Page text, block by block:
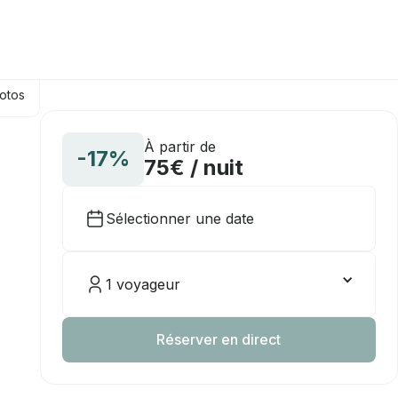
-17% À partir de
75€ / nuit
Sélectionner une date
1 voyageur
Réserver en direct